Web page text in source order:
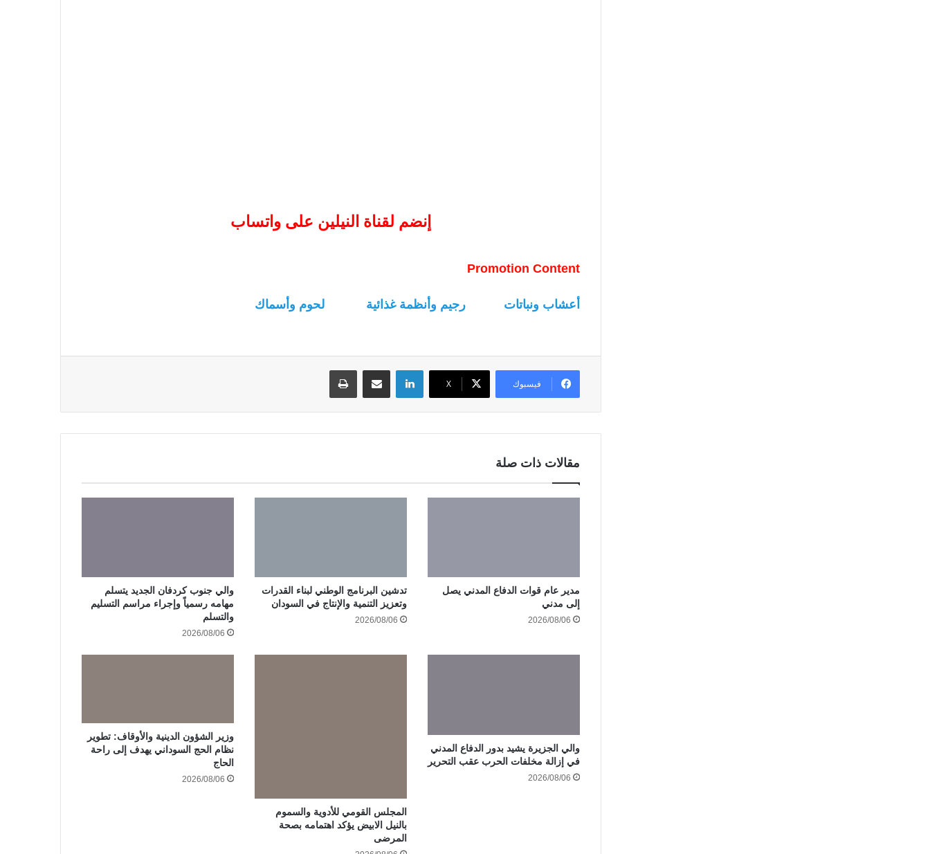
إنضم لقناة النيلين على واتساب
Promotion Content
أعشاب ونباتات رجيم وأنظمة غذائية لحوم وأسماك
فيسبوك ‫X
لينكدإن
مقالات ذات صلة
مدير عام قوات الدفاع المدني يصل
إلى مدني
2026/08/06
تدشين البرنامج الوطني لبناء القدرات
وتعزيز التنمية والإنتاج في السودان
2026/08/06
والي جنوب كردفان الجديد يتسلم
مهامه رسمياً وإجراء مراسم التسليم
والتسلم
2026/08/06
والي الجزيرة يشيد بدور الدفاع المدني
في إزالة مخلفات الحرب عقب التحرير
2026/08/06
المجلس القومي للأدوية والسموم
بالنيل الابيض يؤكد اهتمامه بصحة
المرضى
وزير الشؤون الدينية والأوقاف: تطوير
نظام الحج السوداني يهدف إلى راحة
الحاج
2026/08/06